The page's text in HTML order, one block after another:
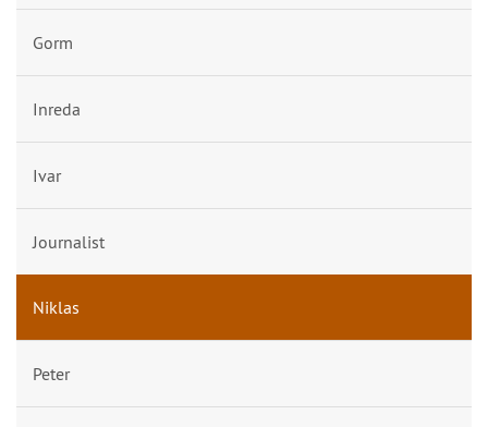
Gorm
Inreda
Ivar
Journalist
Niklas
Peter